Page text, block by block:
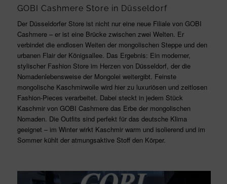
GOBI Cashmere Store in Düsseldorf
Der Düsseldorfer Store ist nicht nur eine neue Filiale von GOBI
Cashmere – er ist eine Brücke zwischen zwei Welten. Er
verbindet die endlosen Weiten der mongolischen Steppe und den
urbanen Flair der Königsallee. Das Ergebnis: Ein moderner,
stylischer Fashion Store im Herzen von Düsseldorf, der die
Nomadenlebensweise der Mongolei weitergibt. Feinste
mongolische Kaschmirwolle wird hier zu luxuriösen und zeitlosen
Fashion-Pieces verarbeitet. Dabei steckt in jedem Stück
Kaschmir von GOBI Cashmere das Erbe der mongolischen
Nomaden. Die Outfits sind perfekt für das deutsche Klima
geeignet – im Winter wirkt Kaschmir warm und isolierend und im
Sommer kühlt der atmungsaktive Stoff den Körper.